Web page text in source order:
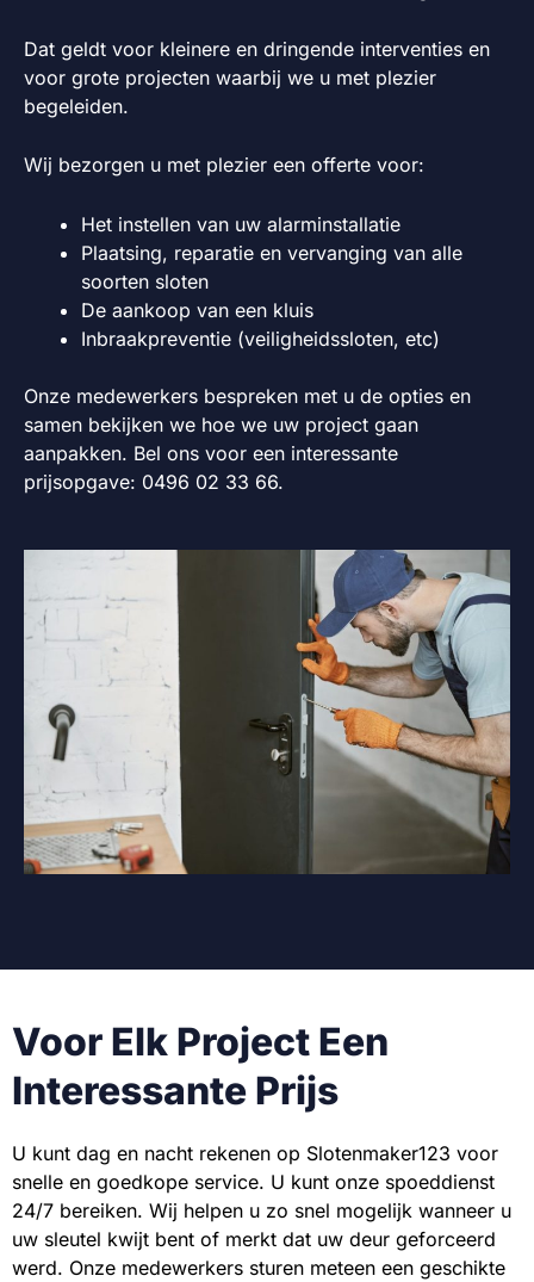
Dat geldt voor kleinere en dringende interventies en
voor grote projecten waarbij we u met plezier
begeleiden.
Wij bezorgen u met plezier een offerte voor:
Het instellen van uw alarminstallatie
Plaatsing, reparatie en vervanging van alle
soorten sloten
De aankoop van een kluis
Inbraakpreventie (veiligheidssloten, etc)
Onze medewerkers bespreken met u de opties en
samen bekijken we hoe we uw project gaan
aanpakken. Bel ons voor een interessante
prijsopgave: 0496 02 33 66.
Voor Elk Project Een
Interessante Prijs
U kunt dag en nacht rekenen op Slotenmaker123 voor
snelle en goedkope service. U kunt onze spoeddienst
24/7 bereiken. Wij helpen u zo snel mogelijk wanneer u
uw sleutel kwijt bent of merkt dat uw deur geforceerd
werd. Onze medewerkers sturen meteen een geschikte